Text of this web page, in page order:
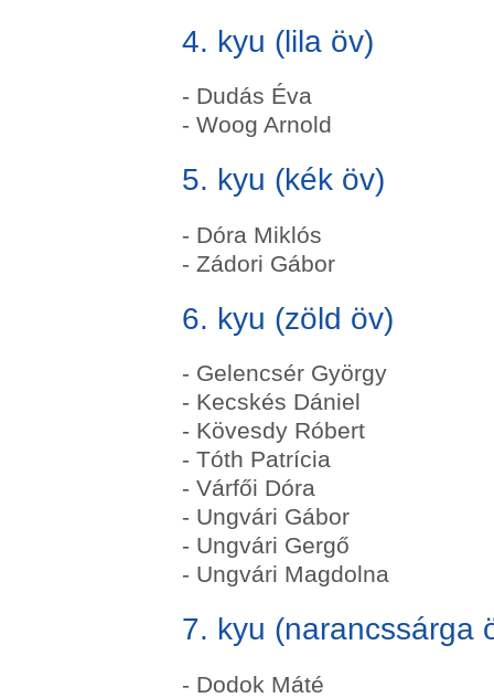
4. kyu (lila öv)
- Dudás Éva
- Woog Arnold
5. kyu (kék öv)
- Dóra Miklós
- Zádori Gábor
6. kyu (zöld öv)
- Gelencsér György
- Kecskés Dániel
- Kövesdy Róbert
- Tóth Patrícia
- Várfői Dóra
- Ungvári Gábor
- Ungvári Gergő
- Ungvári Magdolna
7. kyu (narancssárga
- Dodok Máté